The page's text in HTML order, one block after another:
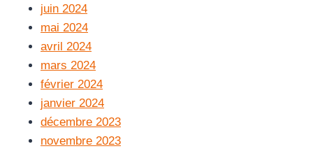
juin 2024
mai 2024
avril 2024
mars 2024
février 2024
janvier 2024
décembre 2023
novembre 2023